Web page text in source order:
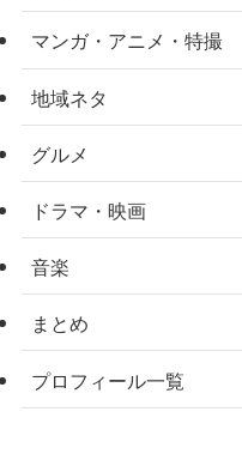
マンガ・アニメ・特撮
地域ネタ
グルメ
ドラマ・映画
音楽
まとめ
プロフィール一覧